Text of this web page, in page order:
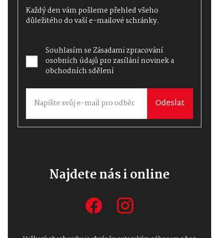
Každý den vám pošleme přehled všeho
důležitého do vaší e-mailové schránky.
Souhlasím seZásadami zpracování
osobních údajůpro zasílání novinek a
obchodních sdělení
Odeslat
Najdete nás i online